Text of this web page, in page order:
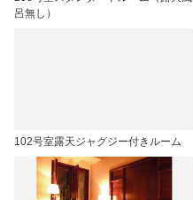
呂無し）
102号室露天ジャグジー付きルーム